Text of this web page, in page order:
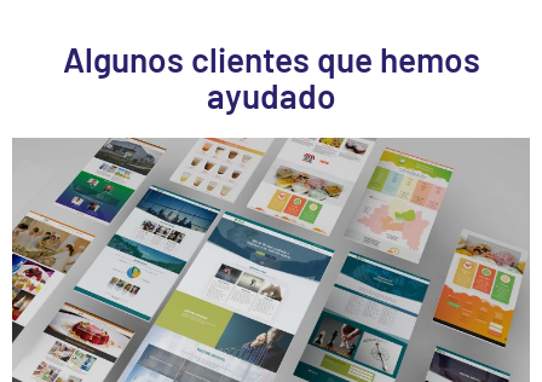
Algunos clientes que hemos
ayudado